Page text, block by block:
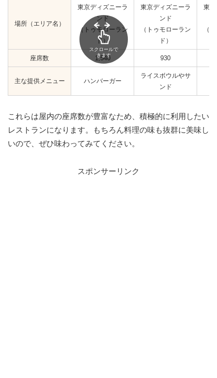
場所（エリア名）
東京ディズニーラ
ンド
（トゥモローラン
ド）
東京ディズニーラ
ンド
（トゥモローラン
ド）
東
（
座席数 1,540 930
主な提供メニュー ハンバーガー
ライスボウルやサ
ンド
スクロールで
きます
これらは屋内の座席数が豊富なため、積極的に利用したい
レストランになります。もちろん料理の味も抜群に美味し
いので、ぜひ味わってみてください。
スポンサーリンク